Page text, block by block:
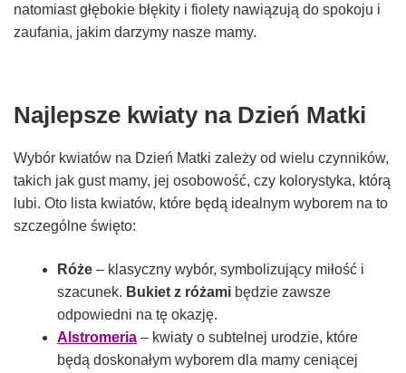
natomiast głębokie błękity i fiolety nawiązują do spokoju i
zaufania, jakim darzymy nasze mamy.
Najlepsze kwiaty na Dzień Matki
Wybór kwiatów na Dzień Matki zależy od wielu czynników,
takich jak gust mamy, jej osobowość, czy kolorystyka, którą
lubi. Oto lista kwiatów, które będą idealnym wyborem na to
szczególne święto:
Róże – klasyczny wybór, symbolizujący miłość i
szacunek. Bukiet z różami będzie zawsze
odpowiedni na tę okazję.
Alstromeria – kwiaty o subtelnej urodzie, które
będą doskonałym wyborem dla mamy ceniącej